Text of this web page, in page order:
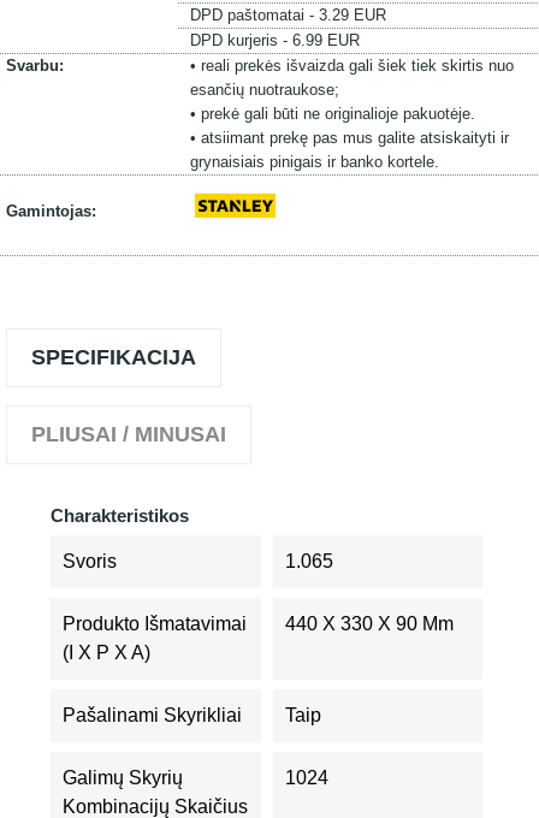
DPD paštomatai - 3.29 EUR
DPD kurjeris - 6.99 EUR
Svarbu:
• reali prekės išvaizda gali šiek tiek skirtis nuo
esančių nuotraukose;
• prekė gali būti ne originalioje pakuotėje.
• atsiimant prekę pas mus galite atsiskaityti ir
grynaisiais pinigais ir banko kortele.
Gamintojas:
SPECIFIKACIJA
PLIUSAI / MINUSAI
Charakteristikos
Svoris 1.065
Produkto Išmatavimai
(I X P X A)
440 X 330 X 90 Mm
Pašalinami Skyrikliai Taip
Galimų Skyrių
Kombinacijų Skaičius
1024